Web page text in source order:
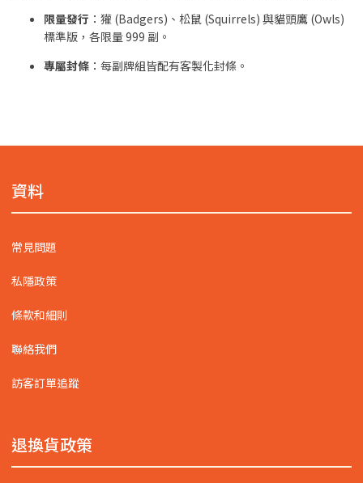
限量發行 ：獾 (Badgers)、松鼠 (Squirrels) 與貓頭鷹 (Owls)
標準版，各限量 999 副。
專屬封條 ：每副牌組皆配有客製化封條。
資料
常見問題
私隱政策
條款和細則
聯絡我們
訪客訂單追蹤
退換貨政策